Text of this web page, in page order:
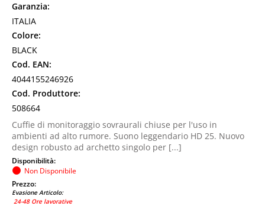
Garanzia:
ITALIA
Colore:
BLACK
Cod. EAN:
4044155246926
Cod. Produttore:
508664
Cuffie di monitoraggio sovraurali chiuse per l'uso in
ambienti ad alto rumore. Suono leggendario HD 25. Nuovo
design robusto ad archetto singolo per [...]
Disponibilità:
Non Disponibile
Prezzo:
Evasione Articolo:
24-48 Ore lavorative